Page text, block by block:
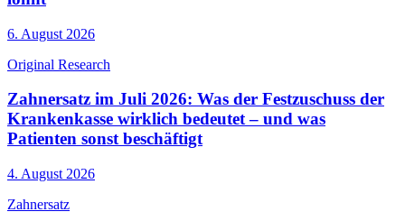
6. August 2026
Original Research
Zahnersatz im Juli 2026: Was der Festzuschuss der
Krankenkasse wirklich bedeutet – und was
Patienten sonst beschäftigt
4. August 2026
Zahnersatz